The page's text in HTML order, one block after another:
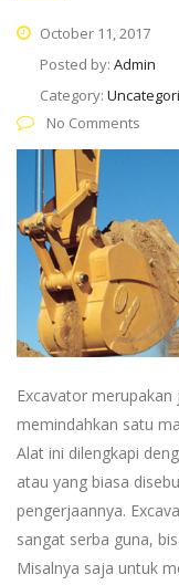
October 11, 2017
Posted by: Admin
Category:
No Comments
Excavator
memindahkan satu
Alat ini dilengkapi
atau yang biasa
pengerjaannya.
sangat serba guna,
Misalnya saja untuk